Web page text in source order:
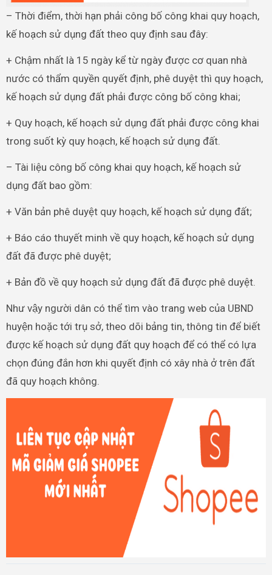
– Thời điểm, thời hạn phải công bố công khai quy hoạch,
kế hoạch sử dụng đất theo quy định sau đây:
+ Chậm nhất là 15 ngày kể từ ngày được cơ quan nhà
nước có thẩm quyền quyết định, phê duyệt thì quy hoạch,
kế hoạch sử dụng đất phải được công bố công khai;
+ Quy hoạch, kế hoạch sử dụng đất phải được công khai
trong suốt kỳ quy hoạch, kế hoạch sử dụng đất.
– Tài liệu công bố công khai quy hoạch, kế hoạch sử
dụng đất bao gồm:
+ Văn bản phê duyệt quy hoạch, kế hoạch sử dụng đất;
+ Báo cáo thuyết minh về quy hoạch, kế hoạch sử dụng
đất đã được phê duyệt;
+ Bản đồ về quy hoạch sử dụng đất đã được phê duyệt.
Như vậy người dân có thể tìm vào trang web của UBND
huyện hoặc tới trụ sở, theo dõi bảng tin, thông tin để biết
được kế hoạch sử dụng đất quy hoạch để có thể có lựa
chọn đúng đắn hơn khi quyết định có xây nhà ở trên đất
đã quy hoạch không.